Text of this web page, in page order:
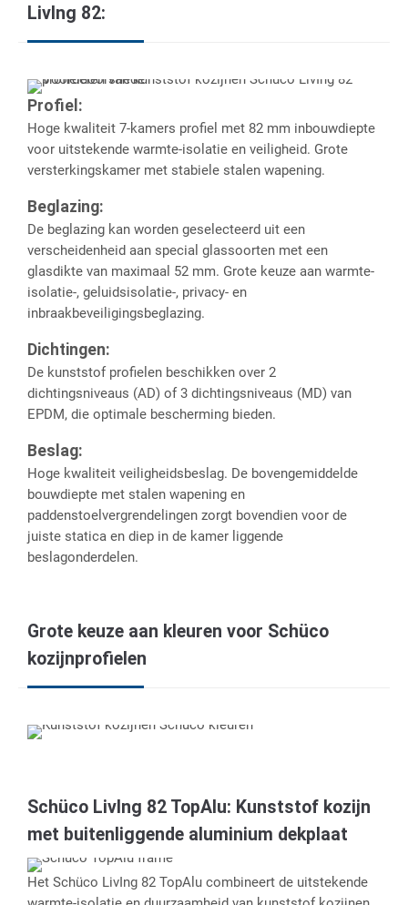
LivIng 82:
Profiel:
Hoge kwaliteit 7-kamers profiel met 82 mm inbouwdiepte
voor uitstekende warmte-isolatie en veiligheid. Grote
versterkingskamer met stabiele stalen wapening.
Beglazing:
De beglazing kan worden geselecteerd uit een
verscheidenheid aan special glassoorten met een
glasdikte van maximaal 52 mm. Grote keuze aan warmte-
isolatie-, geluidsisolatie-, privacy- en
inbraakbeveiligingsbeglazing.
Dichtingen:
De kunststof profielen beschikken over 2
dichtingsniveaus (AD) of 3 dichtingsniveaus (MD) van
EPDM, die optimale bescherming bieden.
Beslag:
Hoge kwaliteit veiligheidsbeslag. De bovengemiddelde
bouwdiepte met stalen wapening en
paddenstoelvergrendelingen zorgt bovendien voor de
juiste statica en diep in de kamer liggende
beslagonderdelen.
Grote keuze aan kleuren voor Schüco
kozijnprofielen
Schüco LivIng 82 TopAlu: Kunststof kozijn
met buitenliggende aluminium dekplaat
Het Schüco LivIng 82 TopAlu combineert de uitstekende